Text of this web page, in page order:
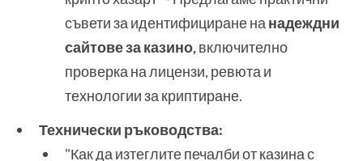
съвети за идентифициране на надеждни
сайтове за казино,включително
проверка на лицензи, ревюта и
технологии за криптиране.
Технически ръководства:
"Как да изтеглите печалби от казина с